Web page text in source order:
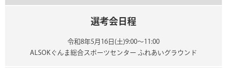
選考会日程
令和8年5月16日(土)9:00～11:00
ALSOKぐんま総合スポーツセンター ふれあいグラウンド